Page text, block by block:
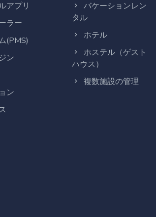
アプリ
ラー
(PMS)
ン
ン
バケーションレン
タル
ホテル
ホステル（ゲスト
ハウス）
複数施設の管理